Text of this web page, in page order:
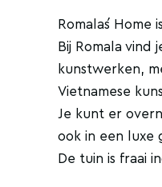
Romala´s
Bij Romala
kunstwerken,
Vietnamese
Je kunt er
ook in een luxe
De tuin is fraai